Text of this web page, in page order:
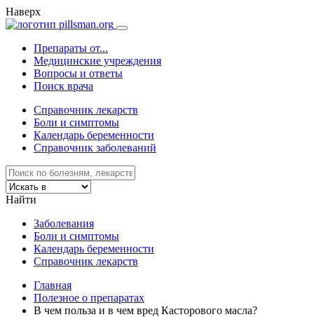
Наверх
Препараты от...
Медицинские учреждения
Вопросы и ответы
Поиск врача
Справочник лекарств
Боли и симптомы
Календарь беременности
Справочник заболеваний
Найти
Заболевания
Боли и симптомы
Календарь беременности
Справочник лекарств
Главная
Полезное о препаратах
В чем польза и в чем вред Касторового масла?